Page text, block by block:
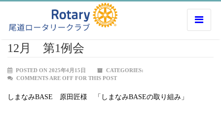
12月 第1例会
POSTED ON 2025年4月15日
CATEGORIES:
COMMENTS ARE OFF FOR THIS POST
しまなみBASE 原田匠様 「しまなみBASEの取り組み」